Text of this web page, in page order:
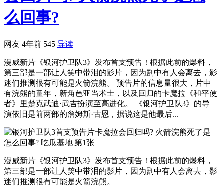
么回事?
网友 4年前 545 导读
漫威新片《银河护卫队3》发布首支预告！根据此前的爆料，
第三部是一部让人笑中带泪的影片，因为剧中有人会离去，影
迷们推测很有可能是火箭浣熊。 预告片的信息量很大，片中
有浣熊的童年，新角色亚当术士，以及回归的卡魔拉《和平使
者》里楚克武迪·武吉扮演至高进化。 《银河护卫队3》的导
演依旧是前两部的詹姆斯·古恩，据说这是他最后...
漫威新片《银河护卫队3》发布首支预告！根据此前的爆料，
第三部是一部让人笑中带泪的影片，因为剧中有人会离去，影
迷们推测很有可能是火箭浣熊。